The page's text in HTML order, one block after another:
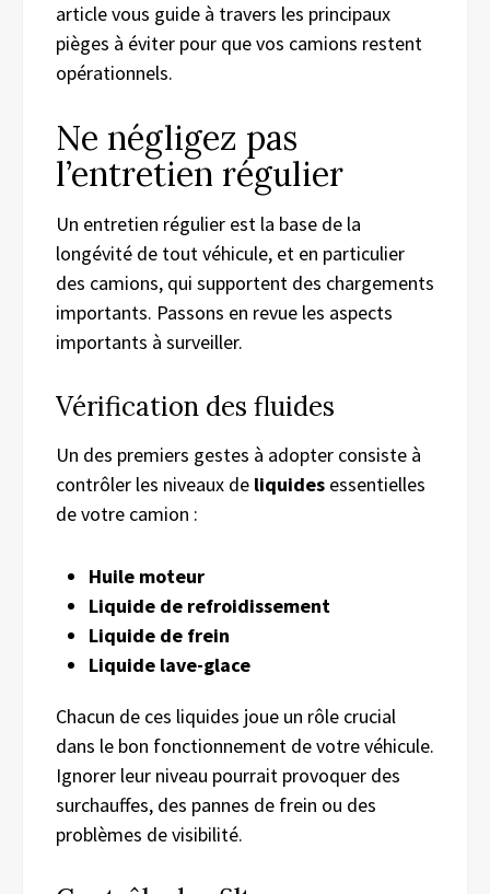
article vous guide à travers les principaux
pièges à éviter pour que vos camions restent
opérationnels.
Ne négligez pas
l’entretien régulier
Un entretien régulier est la base de la
longévité de tout véhicule, et en particulier
des camions, qui supportent des chargements
importants. Passons en revue les aspects
importants à surveiller.
Vérification des fluides
Un des premiers gestes à adopter consiste à
contrôler les niveaux de liquides essentielles
de votre camion :
Huile moteur
Liquide de refroidissement
Liquide de frein
Liquide lave-glace
Chacun de ces liquides joue un rôle crucial
dans le bon fonctionnement de votre véhicule.
Ignorer leur niveau pourrait provoquer des
surchauffes, des pannes de frein ou des
problèmes de visibilité.